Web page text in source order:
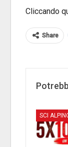
Cliccando
Share
SCI